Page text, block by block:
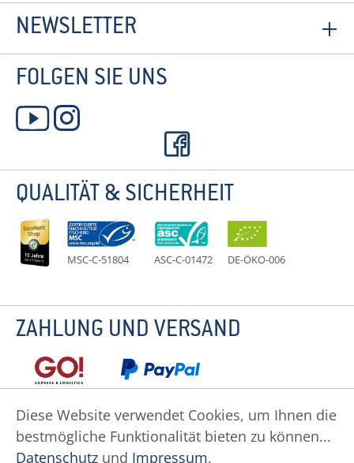
NEWSLETTER
FOLGEN SIE UNS
QUALITÄT & SICHERHEIT
MSC-C-51804 ASC-C-01472 DE-ÖKO-006
ZAHLUNG UND VERSAND
Datenschutz Impressum
Widerruf
Diese Website verwendet Cookies, um Ihnen die
bestmögliche Funktionalität bieten zu können...
Datenschutz und Impressum.